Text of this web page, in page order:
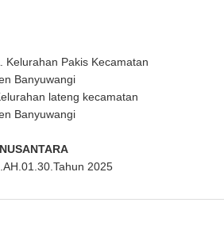
Kelurahan Pakis Kecamatan
Banyuwangi
lateng kecamatan
Banyuwangi
2025